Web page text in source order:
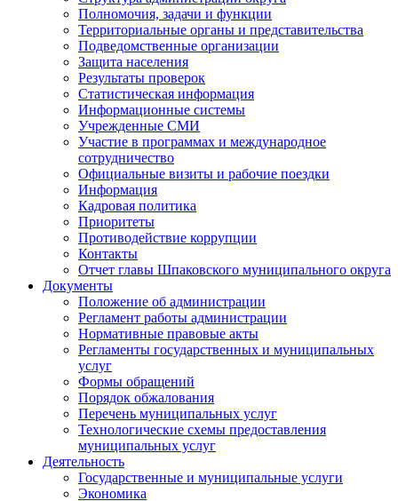
Полномочия, задачи и функции
Территориальные органы и представительства
Подведомственные организации
Защита населения
Результаты проверок
Статистическая информация
Информационные системы
Учрежденные СМИ
Участие в программах и международное
сотрудничество
Официальные визиты и рабочие поездки
Информация
Кадровая политика
Приоритеты
Противодействие коррупции
Контакты
Отчет главы Шпаковского муниципального округа
Документы
Положение об администрации
Регламент работы администрации
Нормативные правовые акты
Регламенты государственных и муниципальных
услуг
Формы обращений
Порядок обжалования
Перечень муниципальных услуг
Технологические схемы предоставления
муниципальных услуг
Деятельность
Государственные и муниципальные услуги
Экономика